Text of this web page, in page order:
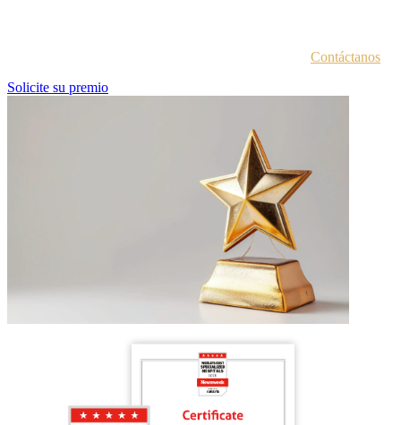
Contáctanos
Solicite su premio